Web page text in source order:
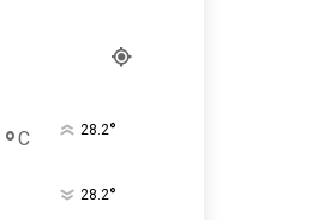
°C 28.2°
28.2°